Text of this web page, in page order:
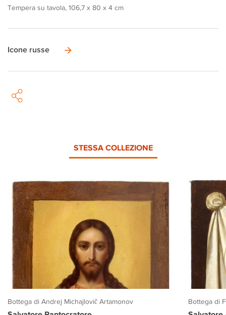
Tempera su tavola, 106,7 x 80 x 4 cm
Icone russe
STESSA COLLEZIONE
Bottega di Andrej Michajlovič Artamonov Bottega di